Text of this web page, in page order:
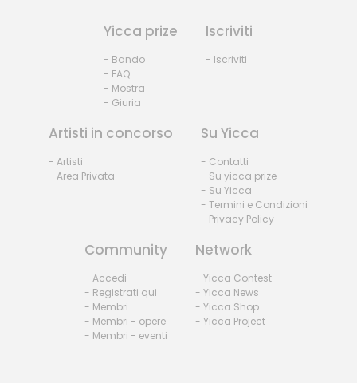
Yicca prize
- Bando
- FAQ
- Mostra
- Giuria
Iscriviti
- Iscriviti
Artisti in concorso
- Artisti
- Area Privata
Su Yicca
- Contatti
- Su yicca prize
- Su Yicca
- Termini e Condizioni
- Privacy Policy
Community
- Accedi
- Registrati qui
- Membri
- Membri - opere
- Membri - eventi
Network
- Yicca Contest
- Yicca News
- Yicca Shop
- Yicca Project